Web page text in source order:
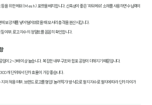
등을 위한 메쉬(Mesh) 포켓을 배치합니다. 신축성이 좋은 '파워 메쉬' 소재를 사용하면 수납력이
보강재를 넣어 떨어뜨렸을 때 모서리 충격을 분산시킵니다.
여부, 로고 자수의 정밀도를 꼼꼼히 확인합니다.
임이 2~3배 이상 높습니다. 복잡한 내부 구조와 합포 공정이 더해지기 때문입니다.
개 단위에서 단가 효율이 가장 좋습니다.
지퍼 적용 여부, 브랜드 로고를 형압(눌러찍기) 방식으로 할지 자수로 할지에 따라 단가 차이가